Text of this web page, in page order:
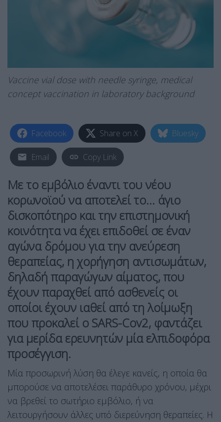
Vaccine vial dose with needle syringe, medical
concept vaccination in laboratory background
Facebook Share on X Bluesky
Email Copy Link
Με το εμβόλιο έναντι του νέου
κορωνοϊού να αποτελεί το… άγιο
δισκοπότηρο και την επιστημονική
κοινότητα να έχει επιδοθεί σε έναν
αγώνα δρόμου για την ανεύρεση
θεραπείας, η χορήγηση αντισωμάτων,
δηλαδή παραγώγων αίματος, που
έχουν παραχθεί από ασθενείς οι
οποίοι έχουν ιαθεί από τη λοίμωξη
που προκαλεί ο SARS-Cov2, φαντάζει
για μερίδα ερευνητών μία ελπιδοφόρα
προσέγγιση.
Μία προσωρινή λύση θα έλεγε κανείς, η οποία θα
μπορούσε να αποτελέσει παράθυρο χρόνου, μέχρι
να βρεθεί το σωτήριο εμβόλιο, ή να
λειτουργήσουν άλλες υπό διερεύνηση θεραπείες. Η